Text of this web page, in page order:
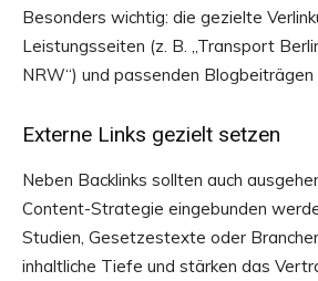
Besonders wichtig: die gezielte
Leistungsseiten (z. B. „Transport
NRW“) und passenden
Externe Links gezielt setzen
Neben Backlinks sollten auch
Content-Strategie eingebunden
Studien, Gesetzestexte oder
inhaltliche Tiefe und stärken das